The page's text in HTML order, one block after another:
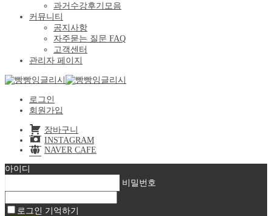
과거수강후기모음
커뮤니티
공지사항
자주묻는 질문 FAQ
고객센터
관리자 페이지
로그인
회원가입
장바구니
INSTAGRAM
NAVER CAFE
아이디
비밀번호
로그인 기억하기